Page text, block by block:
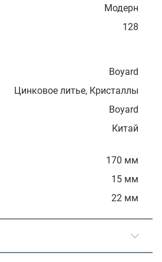
Модерн
128
Boyard
Цинковое литье, Кристаллы
Boyard
Китай
170 мм
15 мм
22 мм